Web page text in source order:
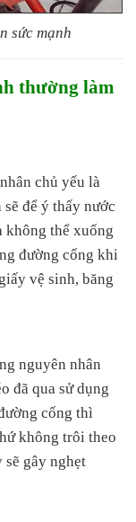
sức mạnh
thường làm
chủ yếu là
để ý thấy nước
không thể xuống
đường cống khi
vệ sinh, băng
nguyên nhân
đã qua sử dụng
cống thì
không trôi theo
gây nghẹt